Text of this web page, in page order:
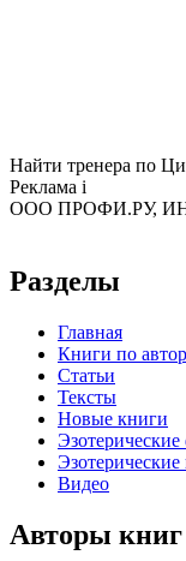
Найти тренера по
Реклама i
ООО ПРОФИ.РУ, ИНН
Разделы
Главная
Книги по
Статьи
Тексты
Новые книги
Эзотерические
Видео
Авторы книг